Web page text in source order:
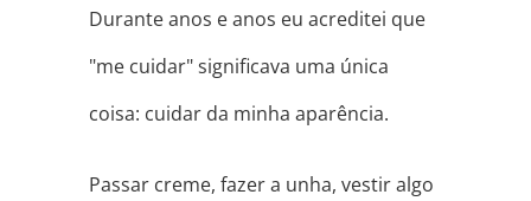
Durante anos e anos eu acreditei que
"me cuidar" significava uma única
coisa: cuidar da minha aparência.
Passar creme, fazer a unha, vestir algo